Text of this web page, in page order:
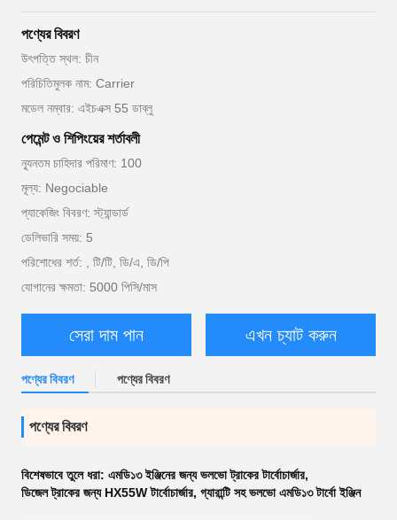
পণ্যের বিবরণ
উৎপত্তি স্থল: চীন
পরিচিতিমুলক নাম: Carrier
মডেল নম্বার: এইচএক্স 55 ডাব্লু
পেমেন্ট ও শিপিংয়ের শর্তাবলী
ন্যূনতম চাহিদার পরিমাণ: 100
মূল্য: Negociable
প্যাকেজিং বিবরণ: স্ট্যান্ডার্ড
ডেলিভারি সময়: 5
পরিশোধের শর্ত: , টি/টি, ডি/এ, ডি/পি
যোগানের ক্ষমতা: 5000 পিসি/মাস
সেরা দাম পান এখন চ্যাট করুন
পণ্যের বিবরণ পণ্যের বিবরণ
পণ্যের বিবরণ
বিশেষভাবে তুলে ধরা: এমডি১৩ ইঞ্জিনের জন্য ভলভো ট্রাকের টার্বোচার্জার,
ডিজেল ট্রাকের জন্য HX55W টার্বোচার্জার, গ্যারান্টি সহ ভলভো এমডি১৩ টার্বো ইঞ্জিন